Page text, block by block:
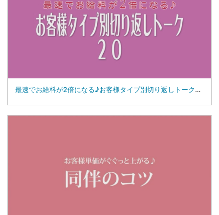
最速でお給料が2倍になる♪お客様タイプ別切り返しトーク２０